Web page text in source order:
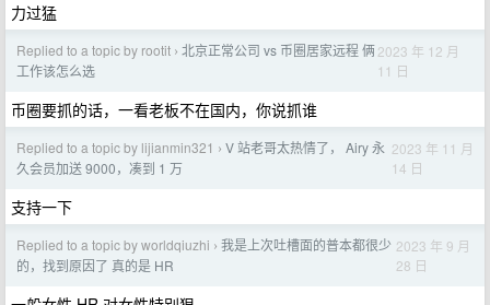
力过猛
Replied to a topic by rootit › 北京正常公司 vs 币圈居家远程 俩
工作该怎么选
2023 年 12 月
11 日
币圈要抓的话，一看老板不在国内，你说抓谁
Replied to a topic by lijianmin321 › V 站老哥太热情了， Airy 永
久会员加送 9000，凑到 1 万
2023 年 11 月
14 日
支持一下
Replied to a topic by worldqiuzhi › 我是上次吐槽面的普本都很少
的，找到原因了 真的是 HR
2023 年 9 月
28 日